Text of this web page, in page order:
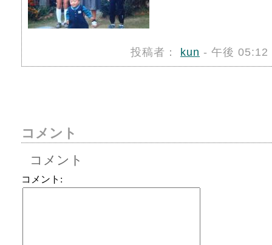
投稿者： kun - 午後
コメント
コメント
コメント: